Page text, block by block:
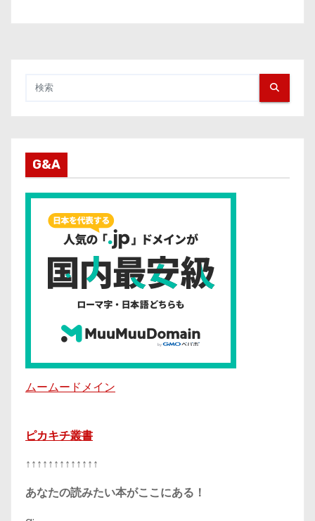
G&A
ムームードメイン
ピカキチ叢書
↑↑↑↑↑↑↑↑↑↑↑↑↑
あなたの読みたい本がここにある！